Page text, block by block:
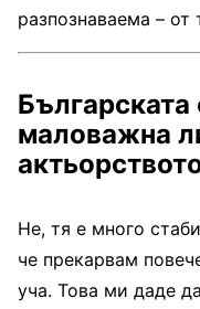
разпознаваема – от
маловажна
Не, тя е много
че прекарвам
уча. Това ми даде